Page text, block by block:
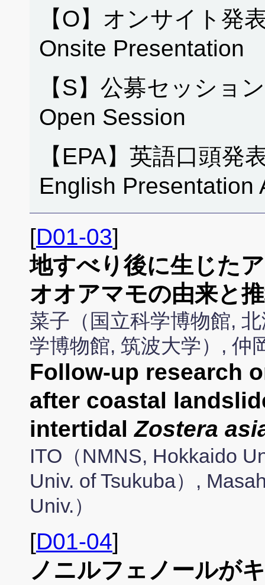
【O】オンサイト発
Onsite Presentation
【S】公募セッショ
Open Session
【EPA】英語口頭発
English Presentation
[D01-03]
地すべり後に生じた
オオアマモの由来と
菜子（国立科学博物館,
学博物館, 筑波大学）, 仲
Follow-up research
after coastal
intertidalZostera
ITO（NMNS, Hokkaido
Univ. of Tsukuba）,
Univ.）
[D01-04]
ノニルフェノールが